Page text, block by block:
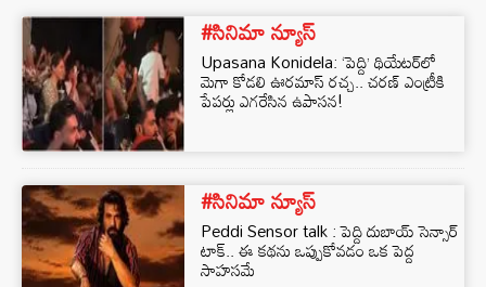
#సినిమా న్యూస్
Upasana Konidela: ‘పెద్ది’ థియేటర్‌లో
మెగా కోడలి ఊరమాస్ రచ్చ.. చరణ్ ఎంట్రీకి
పేపర్లు ఎగరేసిన ఉపాసన!
#సినిమా న్యూస్
Peddi Sensor talk : పెద్ది దుబాయ్ సెన్సార్
టాక్.. ఈ కథను ఒప్పుకోవడం ఒక పెద్ద
సాహసమే